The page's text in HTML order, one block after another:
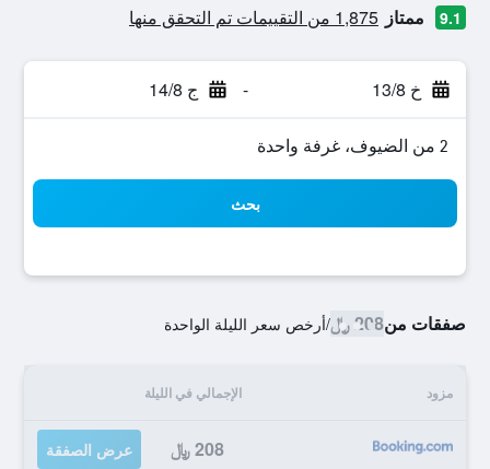
9.1 ممتاز 1,875 من التقييمات تم التحقق منها
خ 13/8 - ج 14/8
2 من الضيوف، غرفة واحدة
بحث
صفقات من208 ﷼ /أرخص سعر الليلة الواحدة
مزود الإجمالي في الليلة
208 ﷼ عرض الصفقة